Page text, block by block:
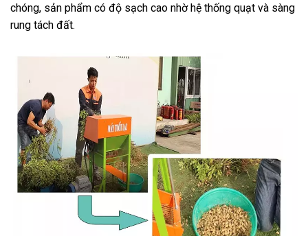
chóng, sản phẩm có độ sạch cao nhờ hệ thống quạt và sàng
rung tách đất.